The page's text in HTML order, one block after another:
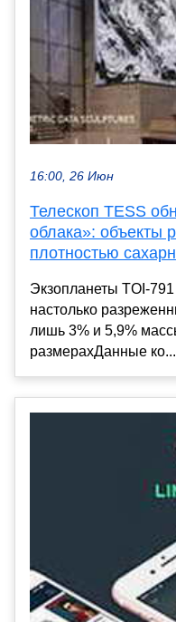
16:00, 26 Июн
Телескоп TESS
облака»: объекты
плотностью
Экзопланеты TOI-
настолько
лишь 3% и 5,9%
размерахДанные ко...